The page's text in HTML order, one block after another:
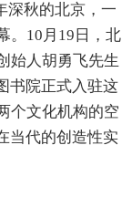
深秋的北京，一
。10月19日，北
始人胡勇飞先生
书院正式入驻这
个文化机构的空
当代的创造性实